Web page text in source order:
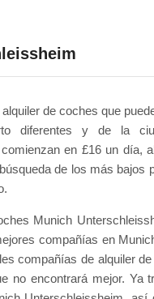
de coches que
diferentes y de la
en £16 un día,
de los más bajos
Munich
compañías en
compañías de alquiler
no encontrará mejor. Ya